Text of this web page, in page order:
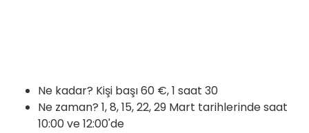
Ne kadar? Kişi başı 60 €, 1 saat 30
Ne zaman? 1, 8, 15, 22, 29 Mart tarihlerinde saat
10:00 ve 12:00'de